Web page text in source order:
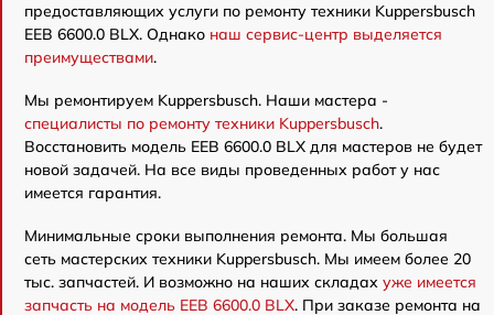
предоставляющих услуги по ремонту техники Kuppersbusch
EEB 6600.0 BLX. Однако наш сервис-центр выделяется
преимуществами.
Мы ремонтируем Kuppersbusch. Наши мастера -
специалисты по ремонту техники Kuppersbusch.
Восстановить модель EEB 6600.0 BLX для мастеров не будет
новой задачей. На все виды проведенных работ у нас
имеется гарантия.
Минимальные сроки выполнения ремонта. Мы большая
сеть мастерских техники Kuppersbusch. Мы имеем более 20
тыс. запчастей. И возможно на наших складах уже имеется
запчасть на модель EEB 6600.0 BLX. При заказе ремонта на